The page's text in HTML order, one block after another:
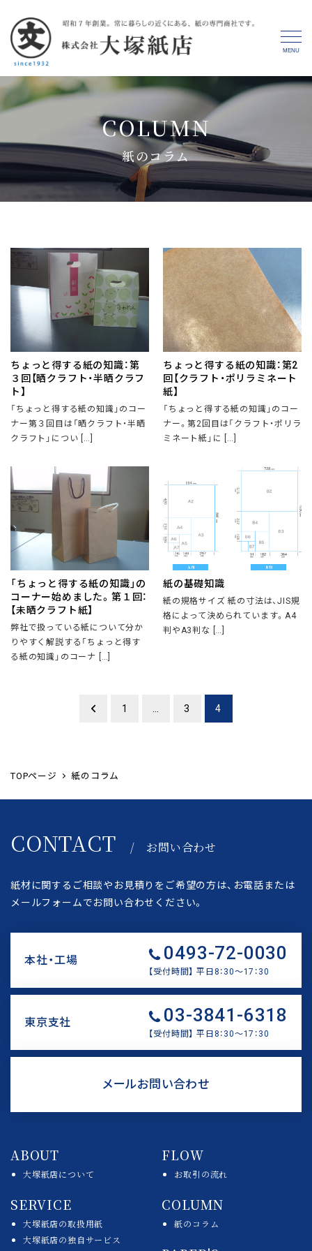
MENU
COLUMN
紙のコラム
ちょっと得する紙の知識：第
３回【晒クラフト・半晒クラフ
ト】
「ちょっと得する紙の知識」のコー
ナー第３回目は「晒クラフト・半晒
クラフト」につい […]
ちょっと得する紙の知識：第2
回【クラフト・ポリラミネート
紙】
「ちょっと得する紙の知識」のコー
ナー。第2回目は「クラフト・ポリラ
ミネート紙」に […]
「ちょっと得する紙の知識」の
コーナー始めました。第１回：
【未晒クラフト紙】
弊社で扱っている紙について分か
りやすく解説する「ちょっと得す
る紙の知識」のコーナ […]
紙の基礎知識
紙の規格サイズ 紙の寸法は、JIS規
格によって決められています。A4
判やA3判な […]
ー
シ
ョ
ン
1 3 4
TOPページ 紙のコラム
CONTACT / お問い合わせ
紙材に関するご相談やお見積りをご希望の方は、 お電話または
メールフォームでお問い合わせください。
本社・工場 0493-72-0030
【受付時間】 平日8：30〜17：30
リ
東京支社 03-3841-6318
【受付時間】 平日8：30〜17：30
リ
メールお問い合わせ
ク
ABOUT
大塚紙店について
SERVICE
大塚紙店の取扱用紙
大塚紙店の独自サービス
FLOW
お取引の流れ
COLUMN
紙のコラム